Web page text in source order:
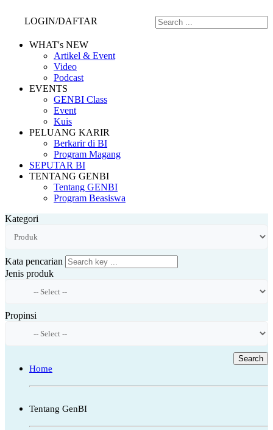
LOGIN/DAFTAR
WHAT's NEW
Artikel & Event
Video
Podcast
EVENTS
GENBI Class
Event
Kuis
PELUANG KARIR
Berkarir di BI
Program Magang
SEPUTAR BI
TENTANG GENBI
Tentang GENBI
Program Beasiswa
Kategori
Kata pencarian
Jenis produk
Propinsi
Search
Home
Tentang GenBI